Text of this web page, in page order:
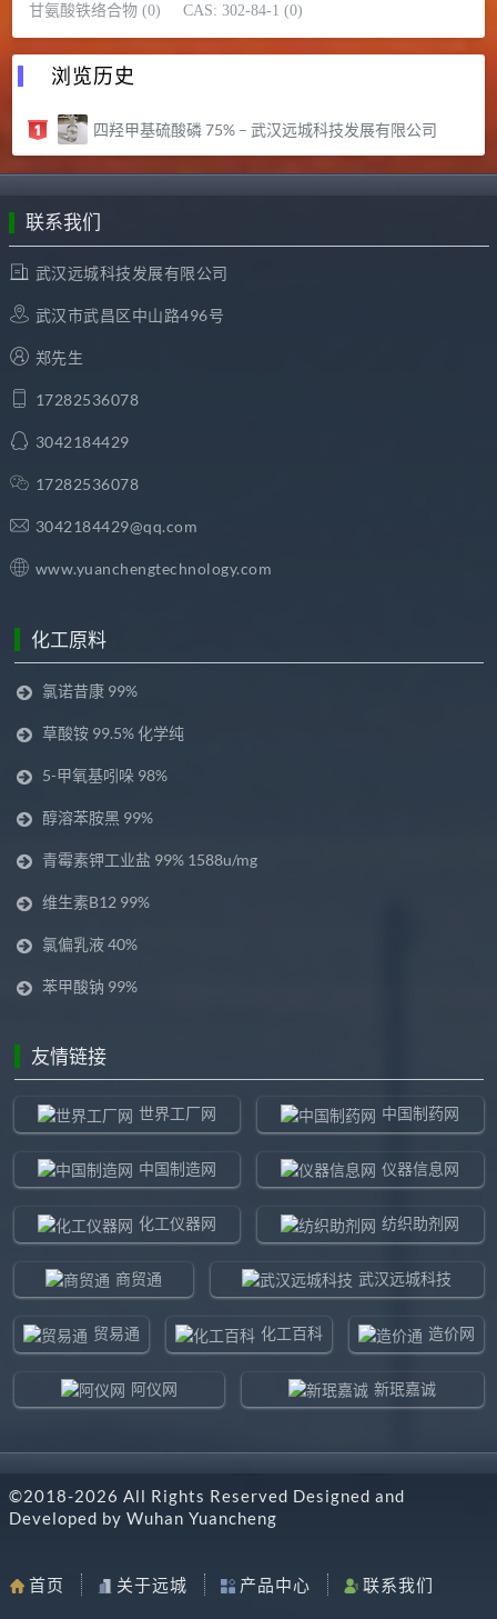
甘氨酸铁络合物 (0) CAS: 302-84-1 (0)
浏览历史
四羟甲基硫酸磷 75% – 武汉远城科技发展有限公司
联系我们
武汉远城科技发展有限公司
武汉市武昌区中山路496号
郑先生
17282536078
3042184429
17282536078
3042184429@qq.com
www.yuanchengtechnology.com
化工原料
氯诺昔康 99%
草酸铵 99.5% 化学纯
5-甲氧基吲哚 98%
醇溶苯胺黑 99%
青霉素钾工业盐 99% 1588u/mg
维生素B12 99%
氯偏乳液 40%
苯甲酸钠 99%
友情链接
世界工厂网 中国制药网
中国制造网 仪器信息网
化工仪器网 纺织助剂网
商贸通 武汉远城科技
贸易通 化工百科 造价网
阿仪网 新珉嘉诚
东北制造网 药智通
©2018-2026 All Rights Reserved Designed and
Developed by Wuhan Yuancheng
首页 关于远城 产品中心 联系我们